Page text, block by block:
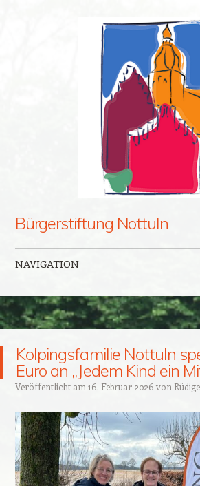
Bürgerstiftung Nottuln
NAVIGATION
Kolpingsfamilie Nottuln
Euro an „Jedem Kind ein
Veröffentlicht am 16. Februar 2026 von